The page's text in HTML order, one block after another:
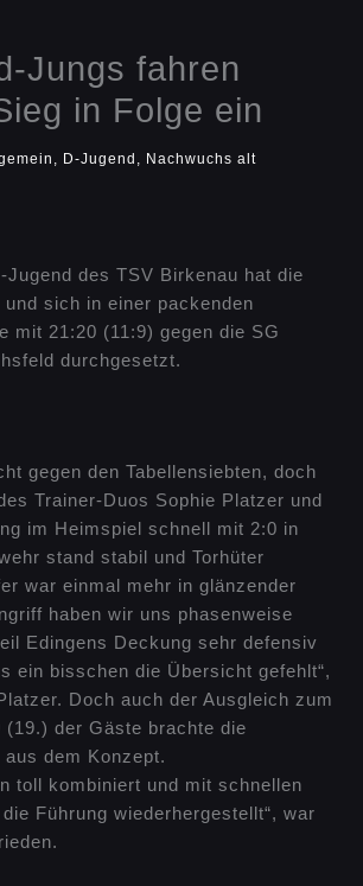
Jungs fahren
in Folge ein
, D-Jugend , Nachwuchs alt
Jugend des TSV Birkenau hat die
und sich in einer packenden
mit 21:20 (11:9) gegen die SG
durchgesetzt.
gegen den Tabellensiebten, doch
Trainer-Duos Sophie Platzer und
im Heimspiel schnell mit 2:0 in
stand stabil und Torhüter
war einmal mehr in glänzender
haben wir uns phasenweise
Edingens Deckung sehr defensiv
ein bisschen die Übersicht gefehlt“,
Doch auch der Ausgleich zum
(19.) der Gäste brachte die
dem Konzept.
toll kombiniert und mit schnellen
Führung wiederhergestellt“, war